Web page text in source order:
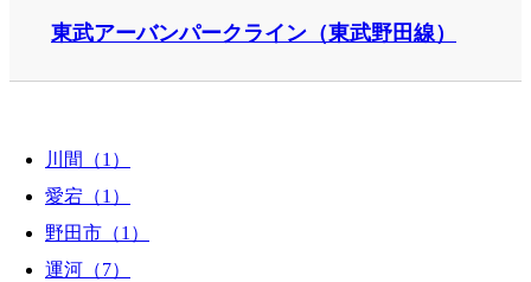
東武アーバンパークライン（東武野田線）
川間（1）
愛宕（1）
野田市（1）
運河（7）